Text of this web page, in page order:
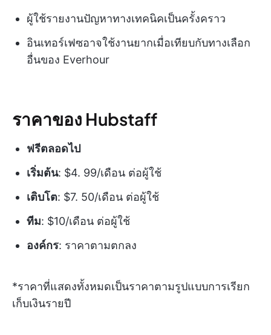
ผู้ใช้รายงานปัญหาทางเทคนิคเป็นครั้งคราว
อินเทอร์เฟซอาจใช้งานยากเมื่อเทียบกับทางเลือก
อื่นของ Everhour
ราคาของ Hubstaff
ฟรีตลอดไป
เริ่มต้น: $4. 99/เดือน ต่อผู้ใช้
เติบโต: $7. 50/เดือน ต่อผู้ใช้
ทีม: $10/เดือน ต่อผู้ใช้
องค์กร: ราคาตามตกลง
*ราคาที่แสดงทั้งหมดเป็นราคาตามรูปแบบการเรียก
เก็บเงินรายปี